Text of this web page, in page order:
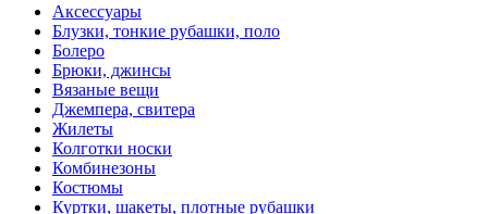
Аксессуары
Блузки, тонкие рубашки, поло
Болеро
Брюки, джинсы
Вязаные вещи
Джемпера, свитера
Жилеты
Колготки носки
Комбинезоны
Костюмы
Куртки, шакеты, плотные рубашки